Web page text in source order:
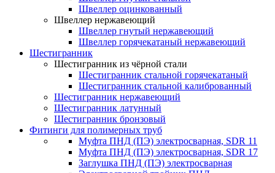
Швеллер оцинкованный
Швеллер нержавеющий
Швеллер гнутый нержавеющий
Швеллер горячекатаный нержавеющий
Шестигранник
Шестигранник из чёрной стали
Шестигранник стальной горячекатаный
Шестигранник стальной калиброванный
Шестигранник нержавеющий
Шестигранник латунный
Шестигранник бронзовый
Фитинги для полимерных труб
Муфта ПНД (ПЭ) электросварная, SDR 11
Муфта ПНД (ПЭ) электросварная, SDR 17
Заглушка ПНД (ПЭ) электросварная